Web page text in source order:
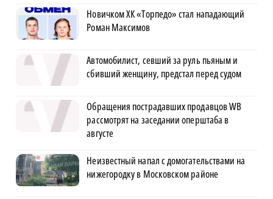
Новичком ХК «Торпедо» стал нападающий
Роман Максимов
Автомобилист, севший за руль пьяным и
сбивший женщину, предстал перед судом
Обращения пострадавших продавцов WB
рассмотрят на заседании оперштаба в
августе
Неизвестный напал с домогательствами на
нижегородку в Московском районе